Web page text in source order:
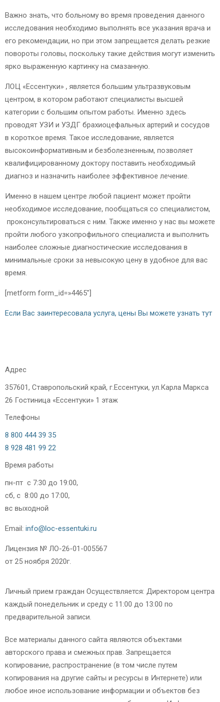
Важно знать, что больному во время проведения данного
исследования необходимо выполнять все указания врача и
его рекомендации, но при этом запрещается делать резкие
повороты головы, поскольку такие действия могут изменить
ярко выраженную картинку на смазанную.
ЛОЦ «Ессентуки» , является большим ультразвуковым
центром, в котором работают специалисты высшей
категории с большим опытом работы. Именно здесь
проводят УЗИ и УЗДГ брахиоцефальных артерий и сосудов
в короткое время. Такое исследование, является
высокоинформативным и безболезненным, позволяет
квалифицированному доктору поставить необходимый
диагноз и назначить наиболее эффективное лечение.
Именно в нашем центре любой пациент может пройти
необходимое исследование, пообщаться со специалистом,
проконсультироваться с ним. Также именно у нас вы можете
пройти любого узкопрофильного специалиста и выполнить
наиболее сложные диагностические исследования в
минимальные сроки за невысокую цену в удобное для вас
время.
[metform form_id=»4465″]
Если Вас заинтересовала услуга, цены Вы можете узнать тут
Адрес
357601, Ставропольский край, г.Ессентуки, ул.Карла Маркса
26 Гостиница «Ессентуки» 1 этаж
Телефоны
8 800 444 39 35
8 928 481 99 22
Время работы
пн-пт с 7:30 до 19:00,
сб, с 8:00 до 17:00,
вс выходной
Email: info@loc-essentuki.ru
Лицензия № ЛО-26-01-005567
от 25 ноября 2020г.
Личный прием граждан Осуществляется: Директором центра
каждый понедельник и среду с 11:00 до 13:00 по
предварительной записи.
Все материалы данного сайта являются объектами
авторского права и смежных прав. Запрещается
копирование, распространение (в том числе путем
копирования на другие сайты и ресурсы в Интернете) или
любое иное использование информации и объектов без